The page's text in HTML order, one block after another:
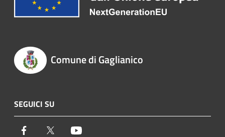
Comune di Gaglianico
SEGUICI SU
Facebook Twitter